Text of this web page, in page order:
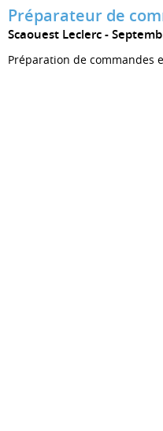
Préparateur de
Scaouest Leclerc
Préparation de commandes